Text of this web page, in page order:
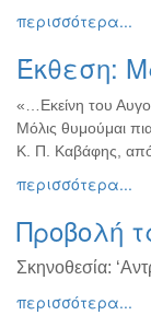
Συνέδρια
-
Διημερίδες
Διάφορες
Εκθέσεις
Εκδηλώσεις
για
Παιδιά
περισσότερα...
Έκθεση:
«…Εκείνη του
Μόλις θυμούμαι
Κ. Π. Καβάφης,
περισσότερα...
Προβολή
Σκηνοθεσία:
περισσότερα...